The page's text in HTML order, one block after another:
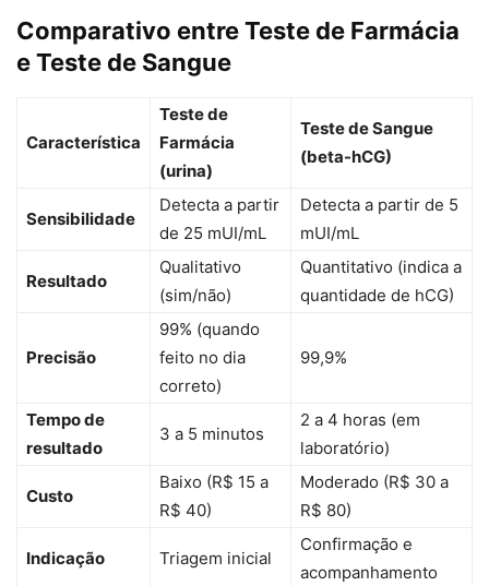
Comparativo entre Teste de Farmácia
e Teste de Sangue
Característica
Teste de
Farmácia
(urina)
Teste de Sangue
(beta-hCG)
Sensibilidade
Detecta a partir
de 25 mUI/mL
Detecta a partir de 5
mUI/mL
Resultado
Qualitativo
(sim/não)
Quantitativo (indica a
quantidade de hCG)
Precisão
99% (quando
feito no dia
correto)
99,9%
Tempo de
resultado
3 a 5 minutos
2 a 4 horas (em
laboratório)
Custo
Baixo (R$ 15 a
R$ 40)
Moderado (R$ 30 a
R$ 80)
Indicação Triagem inicial
Confirmação e
acompanhamento